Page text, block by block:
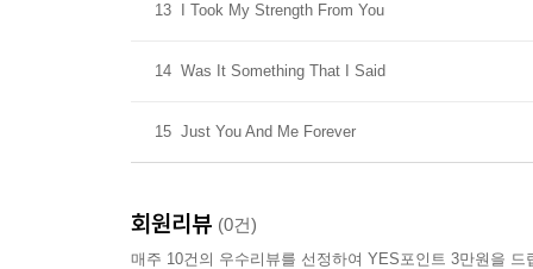
13 I Took My Strength From You
14 Was It Something That I Said
15 Just You And Me Forever
회원리뷰 (0건)
매주 10건의 우수리뷰를 선정하여 YES포인트 3만원을 드